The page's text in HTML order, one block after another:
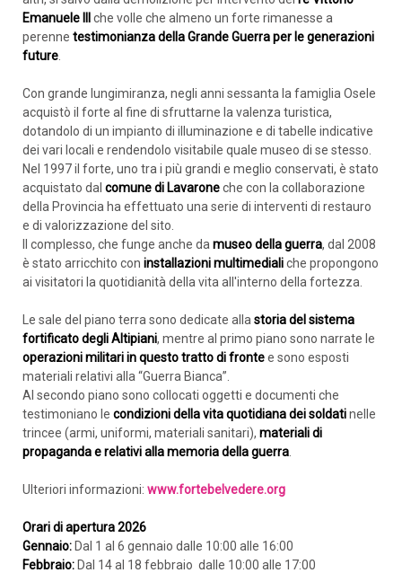
Emanuele III che volle che almeno un forte rimanesse a
perenne testimonianza della Grande Guerra per le generazioni
future
Con grande lungimiranza, negli anni sessanta la famiglia Osele
acquistò il forte al fine di sfruttarne la valenza turistica,
dotandolo di un impianto di illuminazione e di tabelle indicative
dei vari locali e rendendolo visitabile quale museo di se stesso.
Nel 1997 il forte, uno tra i più grandi e meglio conservati, è stato
acquistato dal comune di Lavaroneche con la collaborazione
della Provincia ha effettuato una serie di interventi di restauro
e di valorizzazione del sito.
Il complesso, che funge anche da museo della guerra, dal 2008
è stato arricchito con installazioni multimedialiche propongono
ai visitatori la quotidianità della vita all'interno della fortezza.
Le sale del piano terra sono dedicate alla storia del sistema
fortificato degli Altipiani, mentre al primo piano sono narrate le
operazioni militari in questo tratto di frontee sono esposti
materiali relativi alla “Guerra Bianca”.
Al secondo piano sono collocati oggetti e documenti che
testimoniano le condizioni della vita quotidiana dei soldatinelle
trincee (armi, uniformi, materiali sanitari), materiali di
propaganda e relativi alla memoria della guerra
Ulteriori informazioni: www.fortebelvedere.org
Orari di apertura 2026
Gennaio: Dal 1 al 6 gennaio dalle 10:00 alle 16:00
Febbraio: Dal 14 al 18 febbraio dalle 10:00 alle 17:00